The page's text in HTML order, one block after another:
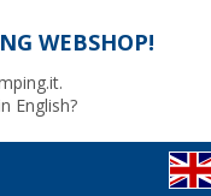
WEBSHOP!
English?